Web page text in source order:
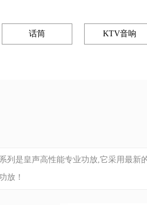
话筒 KTV音响
列是皇声高性能专业功放,它采用最
放！